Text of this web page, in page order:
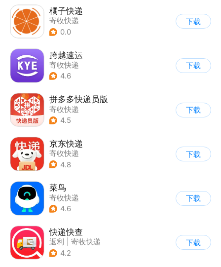
橘子快递
寄收快递
0.0
下载
跨越速运
寄收快递
4.6
下载
拼多多快递员版
寄收快递
4.5
下载
京东快递
寄收快递
4.8
下载
菜鸟
寄收快递
4.6
下载
快递快查
返利
寄收快递
4.2
下载